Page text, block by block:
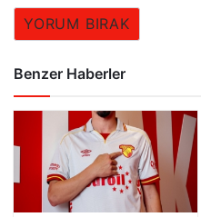
YORUM BIRAK
Benzer Haberler